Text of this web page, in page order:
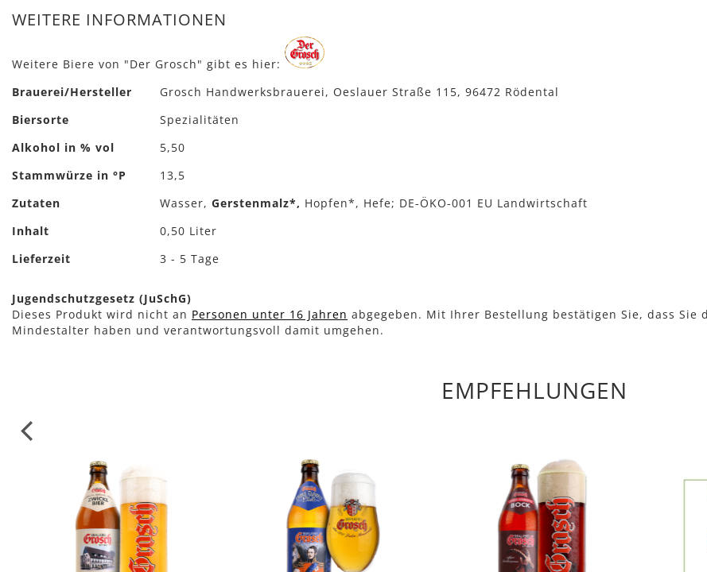
WEITERE INFORMATIONEN
Weitere Biere von "Der Grosch" gibt es hier:
Mehr
Brauerei/Hersteller
Grosch Handwerksbrauerei, Oeslauer Straße 115, 96472 Rödental
Biersorte
Spezialitäten
Alkohol in % vol
5,50
Stammwürze in °P
13,5
Zutaten
Wasser, Gerstenmalz*, Hopfen*, Hefe; DE-ÖKO-001 EU Landwirtschaft
Inhalt
0,50 Liter
Lieferzeit
3 - 5 Tage
Jugendschutzgesetz (JuSchG)
Dieses Produkt wird nicht an Personen unter 16 Jahren abgegeben. Mit Ihrer Bestellung bestätigen Sie, dass
Mindestalter haben und verantwortungsvoll damit umgehen.
EMPFEHLUNGEN